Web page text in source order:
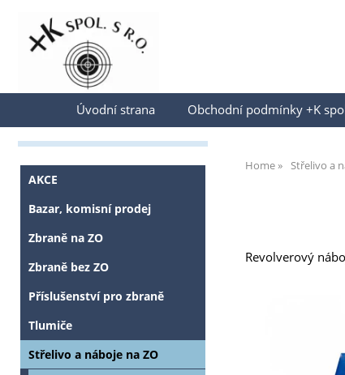
Přihlásit se
Úvodní strana Obchodní podmínky +K
Home Střelivo a
Revolverový
AKCE
Bazar, komisní prodej
Zbraně na ZO
Zbraně bez ZO
Příslušenství pro zbraně
Tlumiče
Střelivo a náboje na ZO